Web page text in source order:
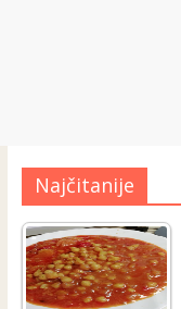
Najčitanije